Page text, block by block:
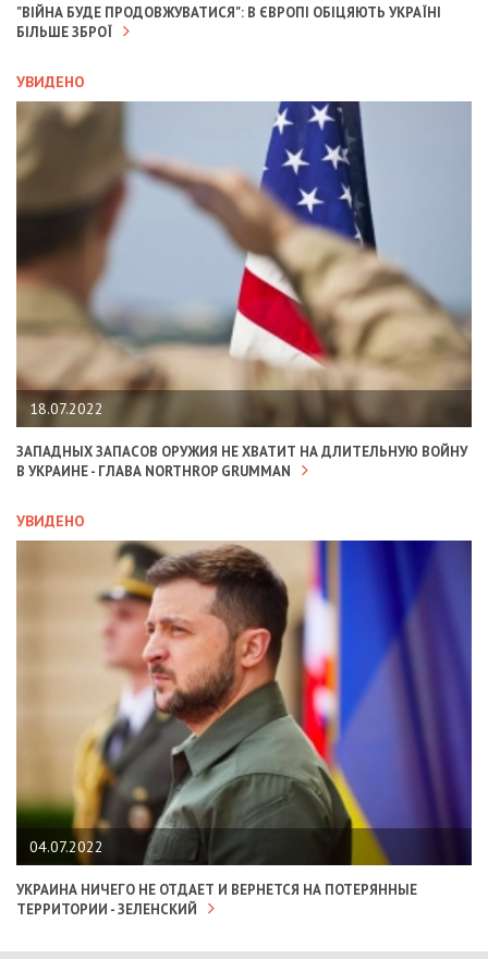
"ВІЙНА БУДЕ ПРОДОВЖУВАТИСЯ": В ЄВРОПІ ОБІЦЯЮТЬ УКРАЇНІ
БІЛЬШЕ ЗБРОЇ
УВИДЕНО
18.07.2022
ЗАПАДНЫХ ЗАПАСОВ ОРУЖИЯ НЕ ХВАТИТ НА ДЛИТЕЛЬНУЮ ВОЙНУ
В УКРАИНЕ - ГЛАВА NORTHROP GRUMMAN
УВИДЕНО
04.07.2022
УКРАИНА НИЧЕГО НЕ ОТДАЕТ И ВЕРНЕТСЯ НА ПОТЕРЯННЫЕ
ТЕРРИТОРИИ - ЗЕЛЕНСКИЙ